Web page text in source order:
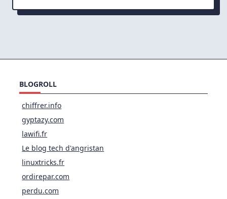
BLOGROLL
chiffrer.info
gyptazy.com
lawifi.fr
Le blog tech d'angristan
linuxtricks.fr
ordirepar.com
perdu.com